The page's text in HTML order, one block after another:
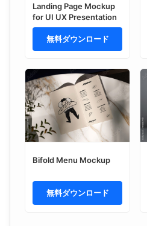
Landing Page Mockup
for UI UX Presentation
無料ダウンロード
Bifold Menu Mockup
無料ダウンロード